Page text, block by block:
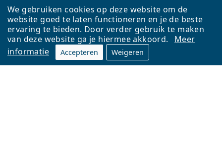
We gebruiken cookies op deze website om de
website goed te laten functioneren en je de beste
ervaring te bieden. Door verder gebruik te maken
van deze website ga je hiermee akkoord.
Meer
informatie
Accepteren Weigeren
Terug naar de homepagina Ga omhoog